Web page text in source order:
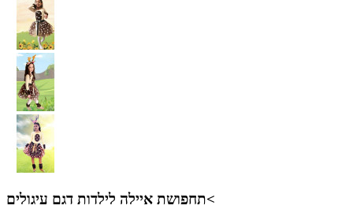
תחפושת איילה לילדות דגם עיגולים<